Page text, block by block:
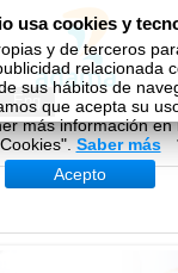
Eng
usa cookies y
y de terceros
relacionada
sus hábitos de
que acepta su
más información
Cookies". Saber más
Acepto